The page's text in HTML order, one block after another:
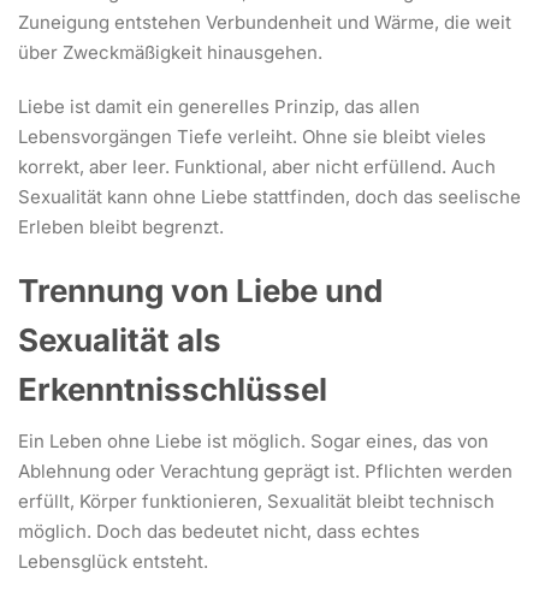
Zuneigung entstehen Verbundenheit und Wärme, die weit
über Zweckmäßigkeit hinausgehen.
Liebe ist damit ein generelles Prinzip, das allen
Lebensvorgängen Tiefe verleiht. Ohne sie bleibt vieles
korrekt, aber leer. Funktional, aber nicht erfüllend. Auch
Sexualität kann ohne Liebe stattfinden, doch das seelische
Erleben bleibt begrenzt.
Trennung von Liebe und
Sexualität als
Erkenntnisschlüssel
Ein Leben ohne Liebe ist möglich. Sogar eines, das von
Ablehnung oder Verachtung geprägt ist. Pflichten werden
erfüllt, Körper funktionieren, Sexualität bleibt technisch
möglich. Doch das bedeutet nicht, dass echtes
Lebensglück entsteht.